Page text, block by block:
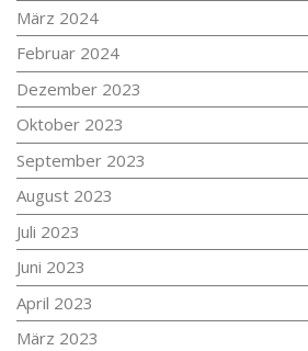
März 2024
Februar 2024
Dezember 2023
Oktober 2023
September 2023
August 2023
Juli 2023
Juni 2023
April 2023
März 2023